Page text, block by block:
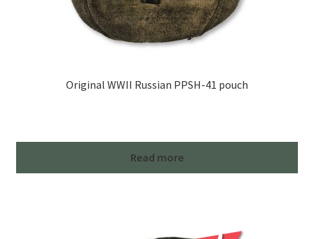
Original WWII Russian PPSH-41 pouch
Read more